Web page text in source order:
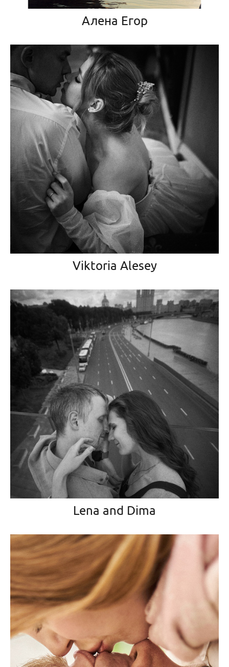
Алена Егор
Viktoria Alesey
Lena and Dima